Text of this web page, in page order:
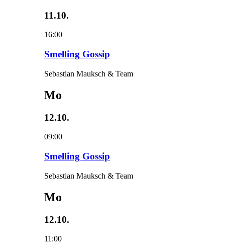
11.10.
16:00
Smelling Gossip
Sebastian Mauksch & Team
Mo
12.10.
09:00
Smelling Gossip
Sebastian Mauksch & Team
Mo
12.10.
11:00